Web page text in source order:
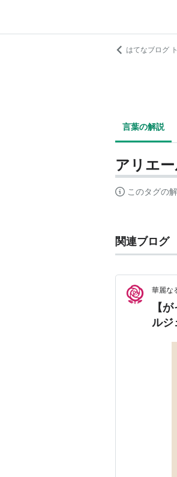
はてなブログ
言葉の解説
アリエ
このタグの
関連ブログ
華麗な
【
ルジ